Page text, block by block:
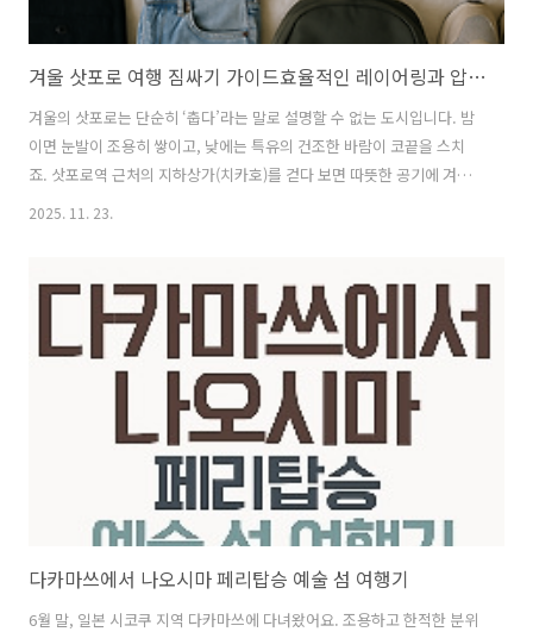
겨울 삿포로 여행 짐싸기 가이드효율적인 레이어링과 압축팩 활용법
겨울의 삿포로는 단순히 ‘춥다’라는 말로 설명할 수 없는 도시입니다. 밤
이면 눈발이 조용히 쌓이고, 낮에는 특유의 건조한 바람이 코끝을 스치
죠. 삿포로역 근처의 지하상가(치카호)를 걷다 보면 따뜻한 공기에 겨울
이라는 사실이 잠시 잊힐 때도 있습니다. 이렇게 실내·실외 온도 차가 큰
로 짐을 자꾸 늘리게 만듭니다. 하지만 여행을 하다 보면 깨닫게 되는 사
실이 하나 있어요. 삿포로 여행의 핵심은 ‘두께’가 아니라 ‘조합’이라는
것.이 글에서는 제가 직접 다녀온 경험을 바탕으로, 티스토리에서도 참고
하기 좋은 현실적인 겨울 삿포로 짐싸기 방법을 정리해보려고 합니다. 많
2025. 11. 23.
다카마쓰에서 나오시마 페리탑승 예술 섬 여행기
6월 말, 일본 시코쿠 지역 다카마쓰에 다녀왔어요. 조용하고 한적한 분위